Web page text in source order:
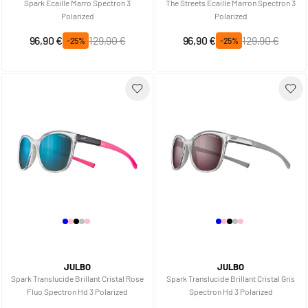
Spark Ecaille Marro Spectron 3
Polarized
Prix spécial
96,90 € -25%
Prix normal
129,90 €
The Streets Ecaille Marron Spectron 3
Polarized
Prix spécial
96,90 € -25%
Prix normal
129,90 €
JULBO
Spark Translucide Brillant Cristal Rose
Fluo Spectron Hd 3 Polarized
JULBO
Spark Translucide Brillant Cristal Gris
Spectron Hd 3 Polarized